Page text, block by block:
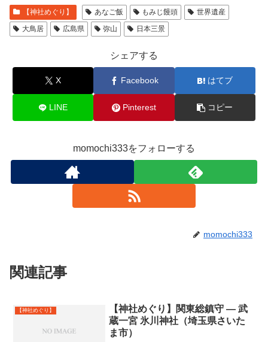
【神社めぐり】 あなご飯 もみじ饅頭
世界遺産
大鳥居
広島県 弥山 日本三景
シェアする
X Facebook はてブ
LINE Pinterest コピー
momochi333をフォローする
momochi333
関連記事
【神社めぐり】
【神社めぐり】関東総鎮守 ― 武
蔵一宮 氷川神社（埼玉県さいた
ま市）